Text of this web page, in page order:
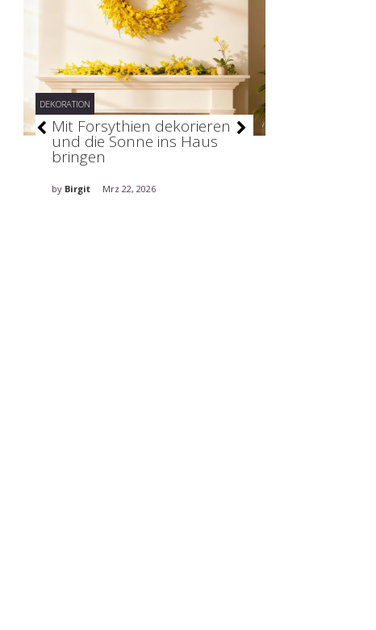
DEKORATION
Mit Forsythien dekorieren
und die Sonne ins Haus
bringen
by Birgit Mrz 22, 2026